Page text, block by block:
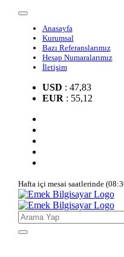
Anasayfa
Kurumsal
Bazı Referanslarımız
Hesap Numaralarımız
İletişim
USD : 47,83
EUR : 55,12
Hafta içi mesai saatlerinde